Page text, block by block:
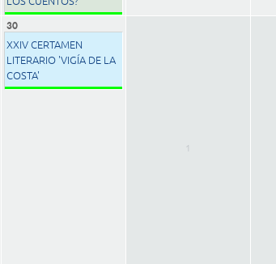
30
XXIV CERTAMEN
LITERARIO 'VIGÍA DE LA
COSTA'
1